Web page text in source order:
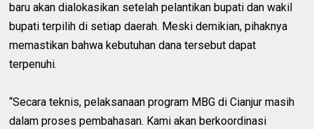
baru akan dialokasikan setelah pelantikan bupati dan wakil
bupati terpilih di setiap daerah. Meski demikian, pihaknya
memastikan bahwa kebutuhan dana tersebut dapat
terpenuhi.
“Secara teknis, pelaksanaan program MBG di Cianjur masih
dalam proses pembahasan. Kami akan berkoordinasi